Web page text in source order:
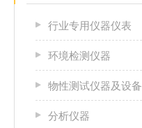
行业专用仪器仪表
环境检测仪器
物性测试仪器及设备
分析仪器